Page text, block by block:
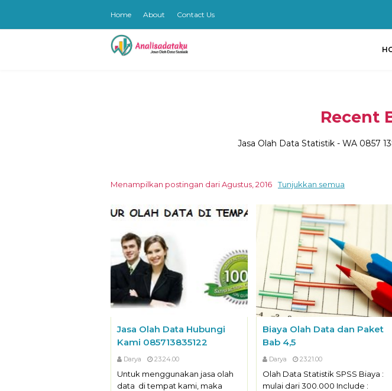
Home About Contact Us
Recent
Jasa Olah Data Statistik - WA 0857
Menampilkan postingan dari Agustus, 2016 Tunjukkan semua
Jasa Olah Data Hubungi
Kami 085713835122
Darya 23.24.00
Untuk menggunakan jasa olah
data di tempat kami, maka
Biaya Olah Data dan Paket
Bab 4,5
Darya 23.21.00
Olah Data Statistik SPSS Biaya :
mulai dari 300.000 Include :